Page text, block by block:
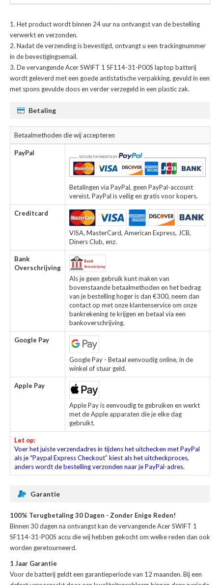
Het product wordt binnen 24 uur na ontvangst van de bestelling
verwerkt en verzonden.
Nadat de verzending is bevestigd, ontvangt u een trackingnummer
in de bevestigingsemail.
Devervangende Acer SWIFT 1 SF114-31-P00S laptop batterij
wordt geleverd met een goede antistatische verpakking, gevuld in een
met spons gevulde doos en verder verzegeld in een plastic zak.
Betaling
Betaalmethoden die wij accepteren
PayPal
Betalingen via PayPal, geen PayPal-account
vereist. PayPal is veilig en gratis voor kopers.
Creditcard
VISA, MasterCard, American Express, JCB,
Diners Club, enz.
Bank
Overschrijving
Als je geen gebruik kunt maken van
bovenstaande betaalmethoden en het bedrag
van je bestelling hoger is dan €300, neem dan
contact op met onze klantenservice om onze
bankrekening te krijgen en betaal via een
bankoverschrijving.
Google Pay
Google Pay - Betaal eenvoudig online, in de
winkel of stuur geld.
Apple Pay
Apple Pay is eenvoudig te gebruiken en werkt
met de Apple apparaten die je elke dag
gebruikt.
Let op:
Voer het juiste verzendadres in tijdens het uitchecken met PayPal
als je “Paypal Express Checkout” kiest als het uitcheckproces,
anders wordt de bestelling verzonden naar je PayPal-adres.
Garantie
100% Terugbetaling 30 Dagen - Zonder Enige Reden!
Binnen 30 dagen na ontvangst kan devervangende Acer SWIFT 1
SF114-31-P00S accu die wij hebben gekocht om welke reden dan ook
worden geretourneerd.
1 Jaar Garantie
Voor debatterij geldt een garantieperiode van 12 maanden. Bij een